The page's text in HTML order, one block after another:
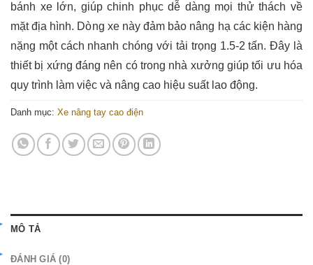
bánh xe lớn, giúp chinh phục dễ dàng mọi thử thách về
mặt địa hình. Dòng xe này đảm bảo nâng hạ các kiện hàng
nặng một cách nhanh chóng với tải trọng 1.5-2 tấn. Đây là
thiết bị xứng đáng nên có trong nhà xưởng giúp tối ưu hóa
quy trình làm việc và nâng cao hiệu suất lao động.
Danh mục: Xe nâng tay cao điện
MÔ TẢ
ĐÁNH GIÁ (0)